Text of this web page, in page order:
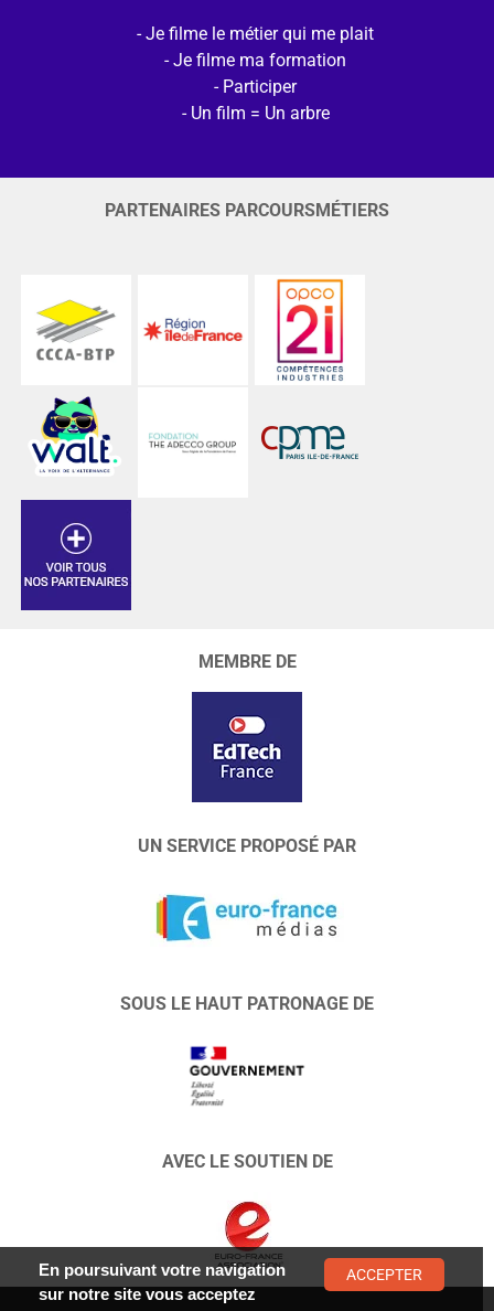
Je filme le métier qui me plait
Je filme ma formation
Participer
Un film = Un arbre
PARTENAIRES PARCOURSMÉTIERS
MEMBRE DE
UN SERVICE PROPOSÉ PAR
SOUS LE HAUT PATRONAGE DE
AVEC LE SOUTIEN DE
En poursuivant votre navigation
sur notre site vous acceptez
ACCEPTER